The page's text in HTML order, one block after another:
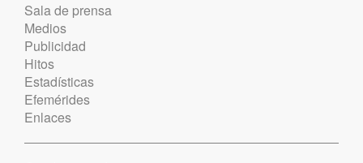
Sala de prensa
Medios
Publicidad
Hitos
Estadísticas
Efemérides
Enlaces